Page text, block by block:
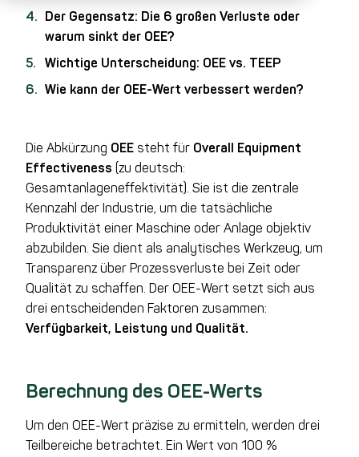
Der Gegensatz: Die 6 großen Verluste oder
warum sinkt der OEE?
Wichtige Unterscheidung: OEE vs. TEEP
Wie kann der OEE-Wert verbessert werden?
Die Abkürzung OEE steht für Overall Equipment
Effectiveness (zu deutsch:
Gesamtanlageneffektivität). Sie ist die zentrale
Kennzahl der Industrie, um die tatsächliche
Produktivität einer Maschine oder Anlage objektiv
abzubilden. Sie dient als analytisches Werkzeug, um
Transparenz über Prozessverluste bei Zeit oder
Qualität zu schaffen. Der OEE-Wert setzt sich aus
drei entscheidenden Faktoren zusammen:
Verfügbarkeit, Leistung und Qualität.
Berechnung des OEE-Werts
Um den OEE-Wert präzise zu ermitteln, werden drei
Teilbereiche betrachtet. Ein Wert von 100 %